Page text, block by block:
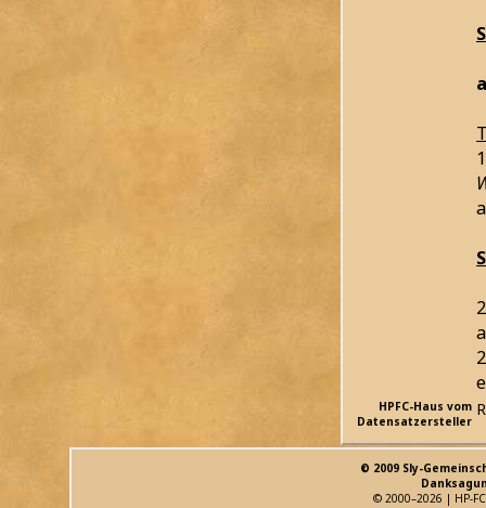
HPFC-Haus vom
Datensatzersteller
© 2009 Sly-
© 2000–2026 | HP-